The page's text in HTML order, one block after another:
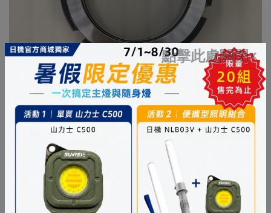
點擊此處關閉×
【一般LED】攝影時會觀察到閃爍和條紋